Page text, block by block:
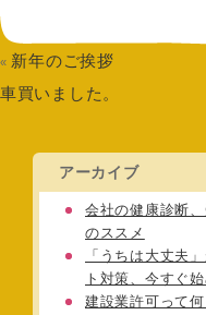
« 新年のご挨拶
車買いました。
アーカイブ
会社の健康診断
のススメ
「うちは大丈夫
ト対策、今すぐ
建設業許可って